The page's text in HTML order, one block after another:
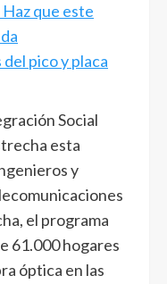
que este
pico y placa
Social
esta
y
el programa
61.000 hogares
óptica en las